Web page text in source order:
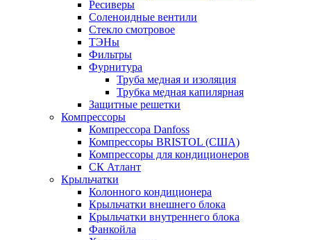
Ресиверы
Соленоидные вентили
Стекло смотровое
ТЭНы
Фильтры
Фурнитура
Труба медная и изоляция
Трубка медная капилярная
Защитные решетки
Компрессоры
Компрессора Danfoss
Компрессоры BRISTOL (США)
Компрессоры для кондиционеров
СК Атлант
Крыльчатки
Колонного кондиционера
Крыльчатки внешнего блока
Крыльчатки внутреннего блока
Фанкойла